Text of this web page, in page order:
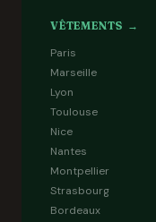
VÊTEMENTS →
Paris
Marseille
Lyon
Toulouse
Nice
Nantes
Montpellier
Strasbourg
Bordeaux